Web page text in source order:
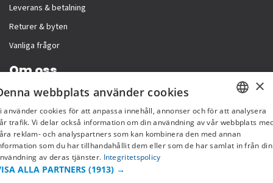
Leverans & betalning
Returer & byten
Vanliga frågor
Om oss
Företagsinformation
SWEDISH
FI
×
webbplats använder cookies
använder cookies för att anpassa innehåll, annonser och för att analysera
trafik. Vi delar också information om din användning av vår webbplats
reklam- och analyspartners som kan kombinera den med annan
som du har tillhandahållit dem eller som de har samlat in från din
av deras tjänster. Integritetspolicy
ALLA PARTNERS (1913) →